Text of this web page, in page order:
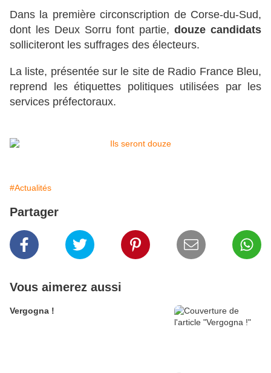
Dans la première circonscription de Corse-du-Sud,
dont les Deux Sorru font partie, douze candidats
solliciteront les suffrages des électeurs.
La liste, présentée sur le site de Radio France Bleu,
reprend les étiquettes politiques utilisées par les
services préfectoraux.
#Actualités
Partager
Vous aimerez aussi
Vergogna !